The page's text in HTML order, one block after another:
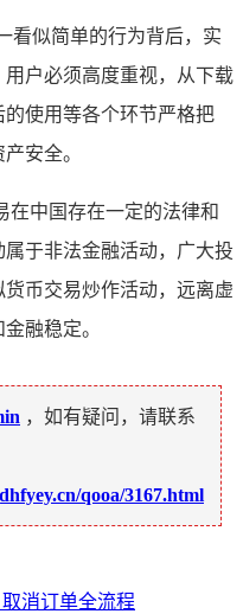
看似简单的行为背后，实
户必须高度重视，从下载
使用等各个环节严格把
安全。
在中国存在一定的法律和
于非法金融活动，广大投
币交易炒作活动，远离虚
融稳定。
，如有疑问，请联系
qooa/3167.html
消订单全流程